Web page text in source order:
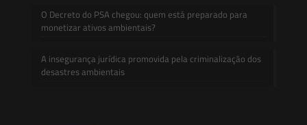
O Decreto do PSA chegou: quem está preparado para
monetizar ativos ambientais?
A insegurança jurídica promovida pela criminalização dos
desastres ambientais